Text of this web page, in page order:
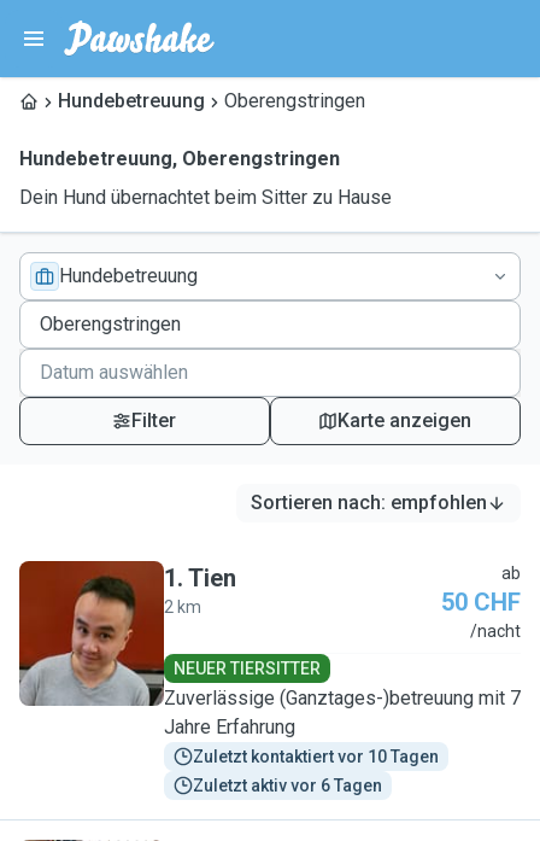
Hundebetreuung Oberengstringen
Hundebetreuung, Oberengstringen
Dein Hund übernachtet beim Sitter zu Hause
Hundebetreuung
Filter Karte anzeigen
Sortieren nach: empfohlen
T
1. Tien
2 km
ab
50 CHF
/nacht
NEUER TIERSITTER
Zuverlässige (Ganztages-)betreuung mit 7
Jahre Erfahrung
Zuletzt kontaktiert vor 10 Tagen
Zuletzt aktiv vor 6 Tagen